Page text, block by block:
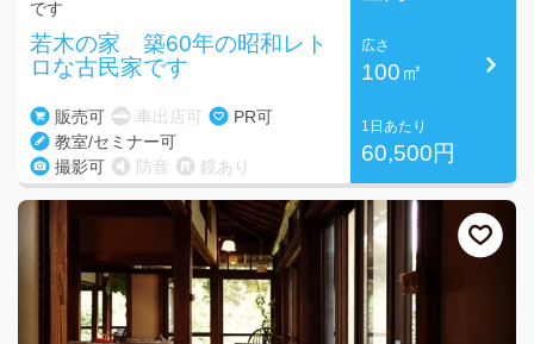
です
若木の家 築60年の昭和レト
ロな古民家です
販売可 車出店可
PR可
教室/セミナー可
撮影可
防音 鏡あり
広さ
100㎡
1日あたり
60,500円